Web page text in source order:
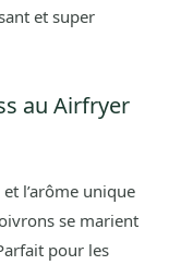
et super
au Airfryer
l’arôme unique
se marient
pour les